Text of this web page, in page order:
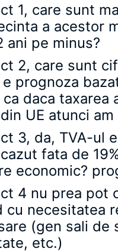
1, care sunt
a acestor
ani pe minus?
2, care sunt
prognoza
ca daca taxarea
UE atunci
3, da, TVA-ul
fata de
economic?
4 nu prea pot
cu necesitatea
(gen sali
etc.)